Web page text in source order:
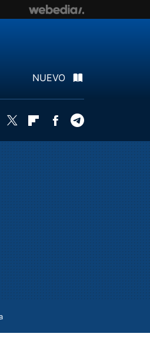
NUEVO
Twitter FlipboardFacebook